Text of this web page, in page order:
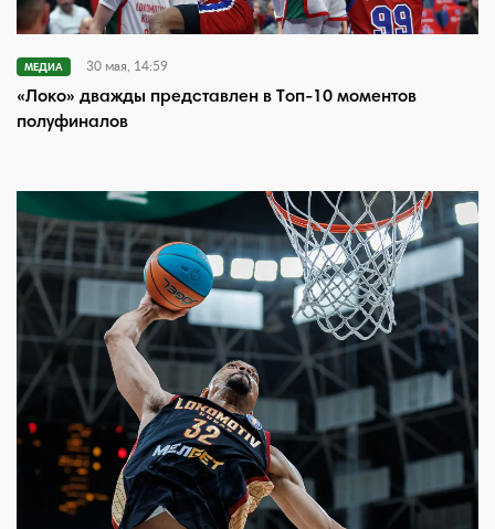
МЕДИА 30 мая, 14:59
«Локо» дважды представлен в Топ-10 моментов
полуфиналов